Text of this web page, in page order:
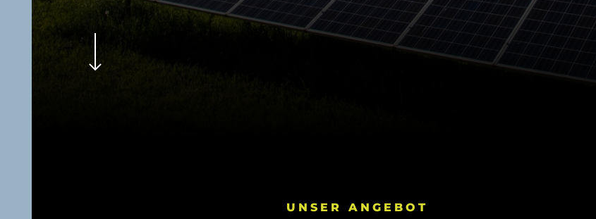
Navigate to the next section
UNSER ANGEBOT